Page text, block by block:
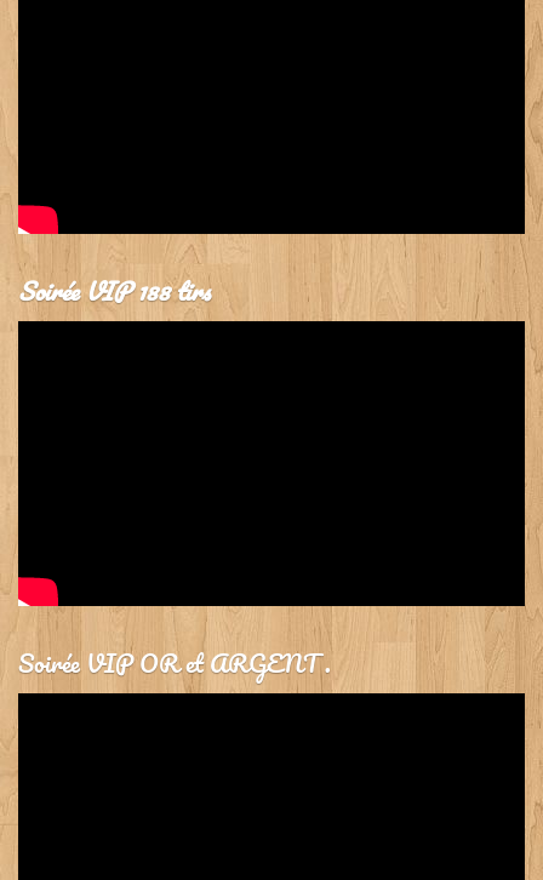
Soirée VIP 188 tirs
Soirée VIP OR et ARGENT .